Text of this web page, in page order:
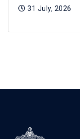
31 July, 2026